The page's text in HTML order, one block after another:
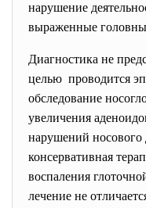
нарушение
выраженные
Диагностика не
целью проводится
обследование
увеличения
нарушений носового
консервативная
воспаления
лечение не